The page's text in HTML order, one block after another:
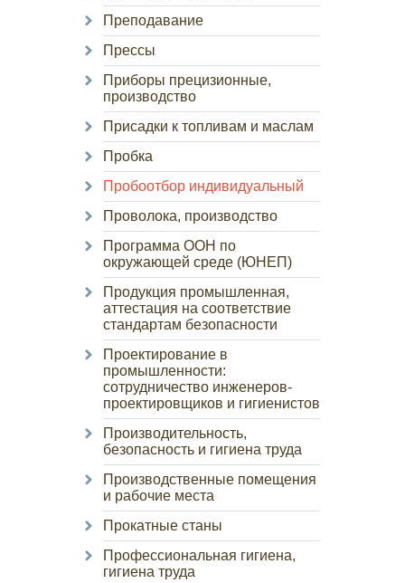
Преподавание
Прессы
Приборы прецизионные,
производство
Присадки к топливам и маслам
Пробка
Пробоотбор индивидуальный
Проволока, производство
Программа ООН по
окружающей среде (ЮНЕП)
Продукция промышленная,
аттестация на соответствие
стандартам безопасности
Проектирование в
промышленности:
сотрудничество инженеров-
проектировщиков и гигиенистов
Производительность,
безопасность и гигиена труда
Производственные помещения
и рабочие места
Прокатные станы
Профессиональная гигиена,
гигиена труда